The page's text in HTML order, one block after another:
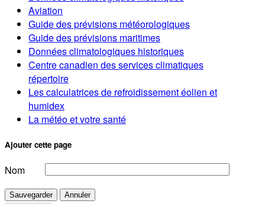
Aviation
Guide des prévisions météorologiques
Guide des prévisions maritimes
Données climatologiques historiques
Centre canadien des services climatiques
répertoire
Les calculatrices de refroidissement éolien et
humidex
La météo et votre santé
Ajouter cette page
Nom
Sauvegarder
Annuler